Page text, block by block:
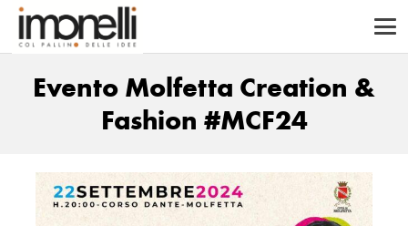
Evento Molfetta Creation &
Fashion #MCF24